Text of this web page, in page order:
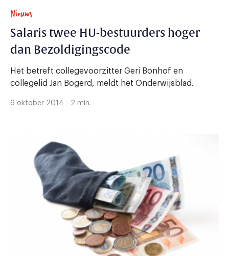
Nieuws
Salaris twee HU-bestuurders hoger
dan Bezoldigingscode
Het betreft collegevoorzitter Geri Bonhof en
collegelid Jan Bogerd, meldt het Onderwijsblad.
6 oktober 2014 - 2 min.